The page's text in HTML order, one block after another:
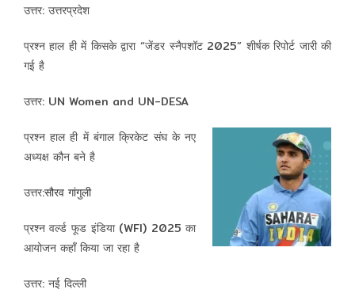
उत्तर: उत्तरप्रदेश
प्रश्न हाल ही में किसके द्वारा “जेंडर स्नैपशॉट 2025” शीर्षक रिपोर्ट जारी की
गई है
उत्तर: UN Women and UN-DESA
प्रश्न हाल ही में बंगाल क्रिकेट संघ के नए
अध्यक्ष कौन बने है
उत्तर:सौरव गांगुली
प्रश्न वर्ल्ड फूड इंडिया (WFI) 2025 का
आयोजन कहाँ किया जा रहा है
उत्तर: नई दिल्ली